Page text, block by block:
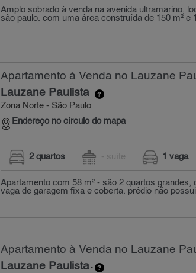
Amplo sobrado à venda na avenida ultramarino,
são paulo. com uma área construída de 150 m² e
Apartamento à Venda no Lauzane
Lauzane Paulista-
Zona Norte - São Paulo
Endereço no círculo do mapa
2 quartos - suíte 1 vaga
Apartamento com 58 m² - são 2 quartos grandes,
vaga de garagem fixa e coberta. prédio não
Apartamento à Venda no Lauzane
Lauzane Paulista-